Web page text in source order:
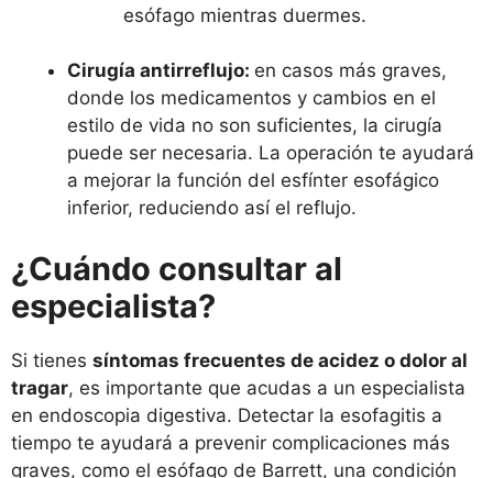
esófago mientras duermes.
Cirugía antirreflujo: en casos más graves,
donde los medicamentos y cambios en el
estilo de vida no son suficientes, la cirugía
puede ser necesaria. La operación te ayudará
a mejorar la función del esfínter esofágico
inferior, reduciendo así el reflujo.
¿Cuándo consultar al
especialista?
Si tienes síntomas frecuentes de acidez o dolor al
tragar, es importante que acudas a un especialista
en endoscopia digestiva. Detectar la esofagitis a
tiempo te ayudará a prevenir complicaciones más
graves, como el esófago de Barrett, una condición